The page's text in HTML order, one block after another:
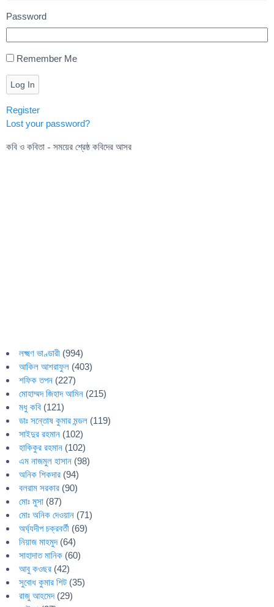
Password
Remember Me
Log In
Register
Lost your password?
কবি ও কবিতা - সময়ের শ্রেষ্ঠ কবিদের আসর
লক্ষ্মণ ভাণ্ডারী (994)
আকিল আশরাফুল (403)
শফিক তপন (227)
মোহাম্মদ জিহাদ আমিন (215)
মধু কবি (121)
ডাঃ সন্তোষ কুমার মন্ডল (119)
সাইদুর রহমান (102)
হাকিকুর রহমান (102)
এম নাজমুল হাসান (98)
অনিক শিকদার (94)
বলরাম সরকার (90)
মোঃ মুসা (87)
মোঃ অনিক দেওয়ান (71)
অর্ঘ্যদীপ চক্রবর্তী (69)
নিয়াজ মাহমুদ(64)
সাহাদাত মানিক (60)
আবু কওছর (42)
সুবোধ কুমার শিট (35)
রাজু আহমেদ(29)